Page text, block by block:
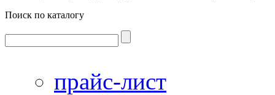
Поиск по каталогу
прайс-лист